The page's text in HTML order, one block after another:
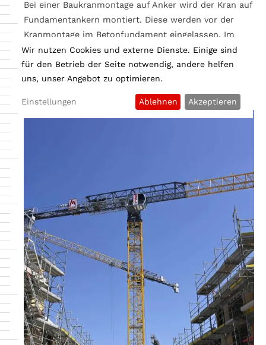
Bei einer Baukranmontage auf Anker wird der Kran auf
Fundamentankern montiert. Diese werden vor der
Kranmontage im Betonfundament eingelassen. Im
Vergleich zur Montage auf einem Kreuz spart die
Stellfläche am Boden und eignet sich ideal für
Baustellen mit beengten Platzverhältnissen.
Wir nutzen Cookies und externe Dienste. Einige sind
für den Betrieb der Seite notwendig, andere helfen
uns, unser Angebot zu optimieren.
Einstellungen Ablehnen Akzeptieren